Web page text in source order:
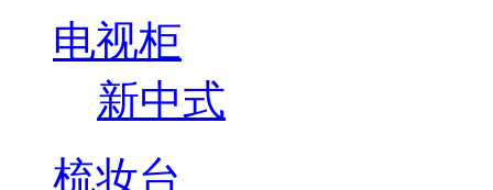
电视柜
新中式
梳妆台